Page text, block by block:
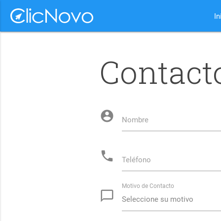
account_circle Nombre
phone Teléfono
chat_bubble_outline
Motivo de Contacto